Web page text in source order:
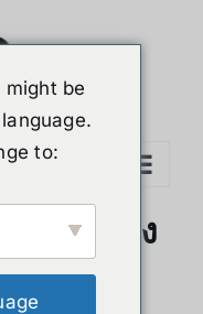
ณภาพสูง
be
to: